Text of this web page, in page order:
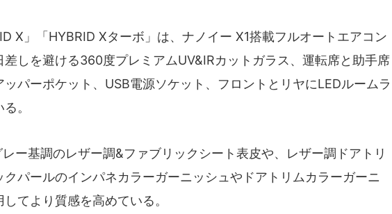
X」「HYBRID Xターボ」は、ナノイー X1搭載フルオートエアコン
差しを避ける360度プレミアムUV&IRカットガラス、運転席と助手席
パーポケット、USB電源ソケット、フロントとリヤにLEDルームラ
。
ー基調のレザー調&ファブリックシート表皮や、レザー調ドアトリ
クパールのインパネカラーガーニッシュやドアトリムカラーガーニ
てより質感を高めている。